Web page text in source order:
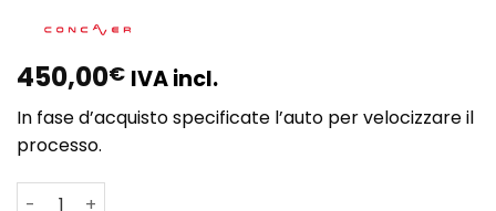
450,00€ IVA incl.
In fase d’acquisto specificate l’auto per velocizzare il
processo.
Concaver CVR7 19x8,5 ET20-45 BLANK Double Tinted